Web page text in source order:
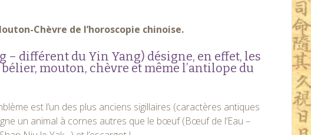
Chèvre de l’horoscopie chinoise.
– différent du Yin Yang) désigne, en effet, les
mouton, chèvre et même l’antilope du
est l’un des plus anciens sigillaires (caractères antiques
un animal à cornes autres que le bœuf (Bœuf de l’Eau –